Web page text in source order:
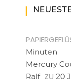
Minuten
Mercury
Ralf ZU 20